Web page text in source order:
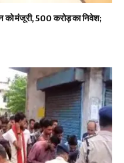
मंजूरी, 500 करोड़ का निवेश;